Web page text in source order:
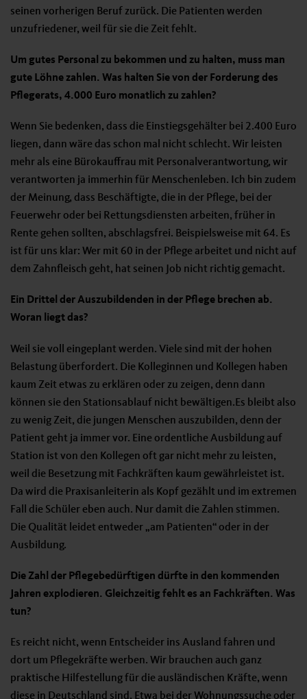
seinen vorherigen Beruf zurück. Die Patienten werden
unzufriedener, weil für sie die Zeit fehlt.
Um gutes Personal zu bekommen und zu halten, muss man
gute Löhne zahlen. Was halten Sie von der Forderung des
Pflegerats, 4.000 Euro monatlich zu zahlen?
Wenn Sie bedenken, dass die Einstiegsgehälter bei 2.400 Euro
liegen, dann wäre das schon mal nicht schlecht. Wir leisten
mehr als eine Bürokauffrau mit Personalverantwortung, wir
verantworten ja immerhin für Menschenleben. Ich bin zudem
der Meinung, dass Beschäftigte, die in der Pflege, bei der
Feuerwehr oder bei Rettungsdiensten arbeiten, früher in
Rente gehen sollten, abschlagsfrei. Beispielsweise mit 64. Es
ist für uns klar: Wer mit 60 in der Pflege arbeitet und nicht auf
dem Zahnfleisch geht, hat seinen Job nicht richtig gemacht.
Ein Drittel der Auszubildenden in der Pflege brechen ab.
Woran liegt das?
Weil sie voll eingeplant werden. Viele sind mit der hohen
Belastung überfordert. Die Kolleginnen und Kollegen haben
kaum Zeit etwas zu erklären oder zu zeigen, denn dann
können sie den Stationsablauf nicht bewältigen.Es bleibt also
zu wenig Zeit, die jungen Menschen auszubilden, denn der
Patient geht ja immer vor. Eine ordentliche Ausbildung auf
Station ist von den Kollegen oft gar nicht mehr zu leisten,
weil die Besetzung mit Fachkräften kaum gewährleistet ist.
Da wird die Praxisanleiterin als Kopf gezählt und im extremen
Fall die Schüler eben auch. Nur damit die Zahlen stimmen.
Die Qualität leidet entweder „am Patienten“ oder in der
Ausbildung.
Die Zahl der Pflegebedürftigen dürfte in den kommenden
Jahren explodieren. Gleichzeitig fehlt es an Fachkräften. Was
tun?
Es reicht nicht, wenn Entscheider ins Ausland fahren und
dort um Pflegekräfte werben. Wir brauchen auch ganz
praktische Hilfestellung für die ausländischen Kräfte, wenn
diese in Deutschland sind. Etwa bei der Wohnungssuche oder